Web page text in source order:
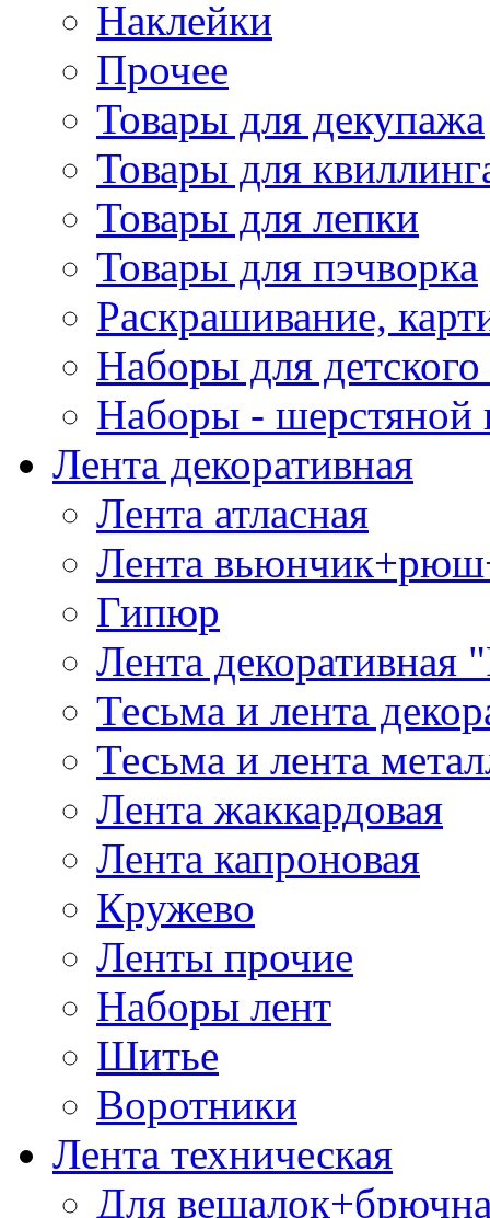
Наклейки
Прочее
Товары для декупажа
Товары для
Товары для лепки
Товары для пэчворка
Раскрашивание,
Наборы для
Наборы - шерстяной
Лента декоративная
Лента атласная
Лента
Гипюр
Лента декоративная
Тесьма и лента
Тесьма и лента
Лента жаккардовая
Лента капроновая
Кружево
Ленты прочие
Наборы лент
Шитье
Воротники
Лента техническая
Для